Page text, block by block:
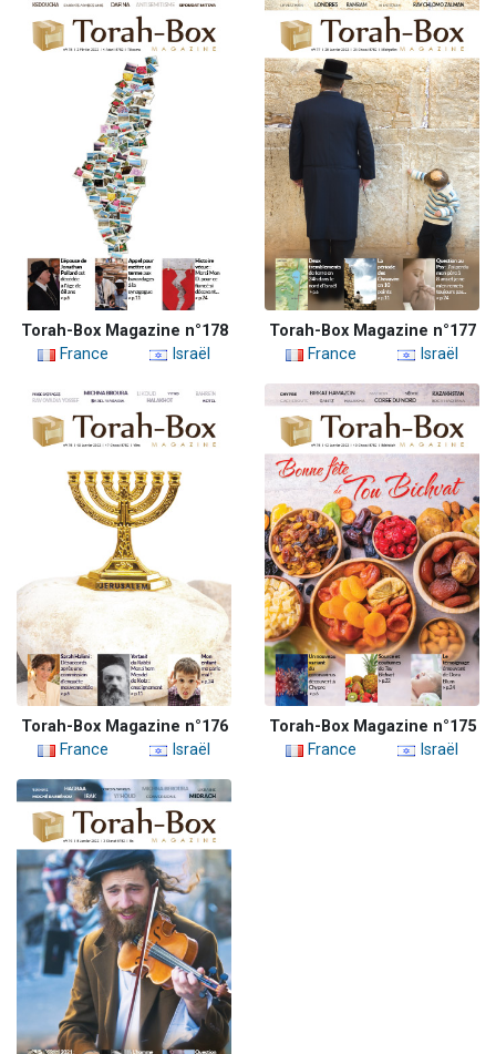
Torah-Box Magazine n°178
France
Israël
Torah-Box Magazine n°177
France
Israël
Torah-Box Magazine n°176
France
Israël
Torah-Box Magazine n°175
France
Israël